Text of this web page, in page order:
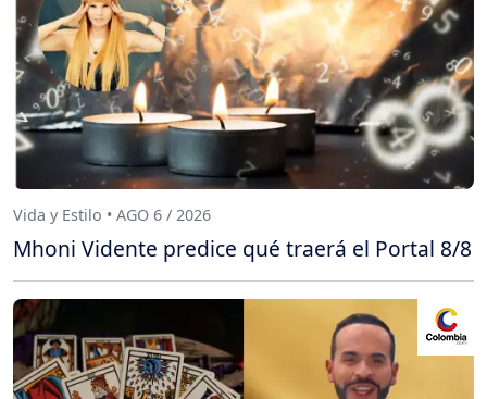
Vida y Estilo • AGO 6 / 2026
Mhoni Vidente predice qué traerá el Portal 8/8